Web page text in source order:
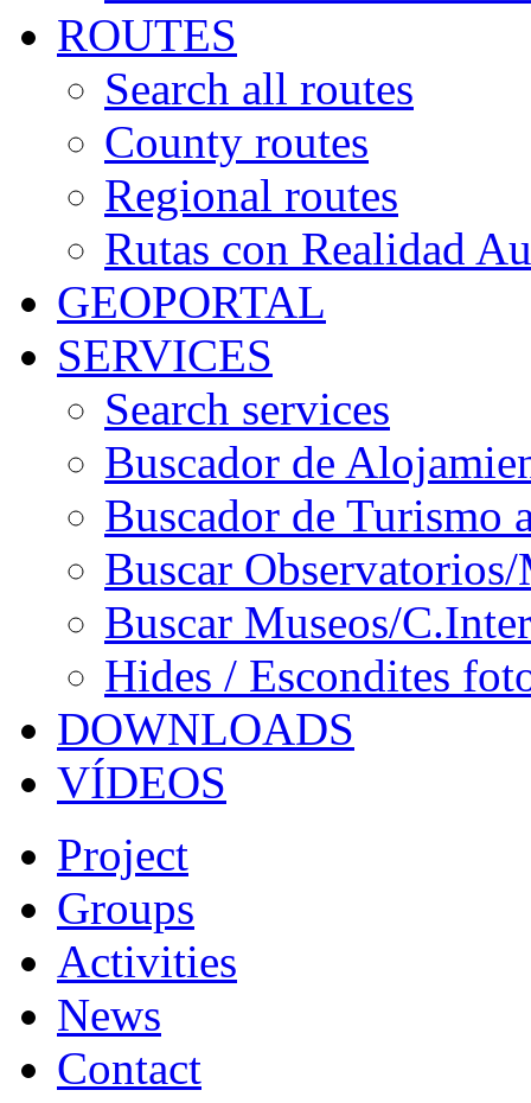
ROUTES
Search all routes
County routes
Regional routes
Rutas con Realidad
GEOPORTAL
SERVICES
Search services
Buscador de
Buscador de Turismo
Buscar
Buscar Museos/
Hides / Escondites
DOWNLOADS
VÍDEOS
Project
Groups
Activities
News
Contact